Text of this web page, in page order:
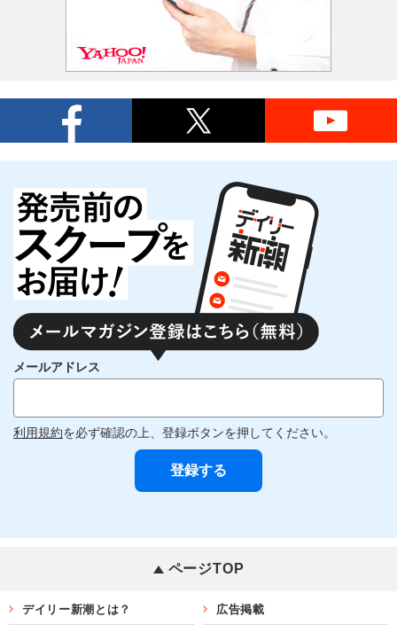
メールアドレス
利用規約を必ず確認の上、登録ボタンを押してください。
ページTOP
デイリー新潮とは？ 広告掲載